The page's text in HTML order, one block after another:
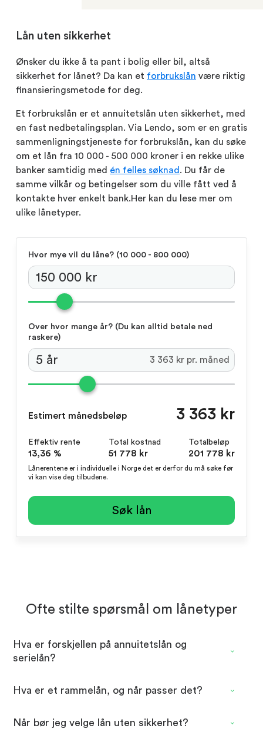
Lån uten sikkerhet
Ønsker du ikke å ta pant i bolig eller bil, altså
sikkerhet for lånet? Da kan et forbrukslån være riktig
finansieringsmetode for deg.
Et forbrukslån er et annuitetslån uten sikkerhet, med
en fast nedbetalingsplan. Via Lendo, som er en gratis
sammenligningstjeneste for forbrukslån, kan du søke
om et lån fra 10 000 - 500 000 kroner i en rekke ulike
banker samtidig med én felles søknad . Du får de
samme vilkår og betingelser som du ville fått ved å
kontakte hver enkelt bank.Her kan du lese mer om
ulike lånetyper.
Hvor mye vil du låne? (‍10 000 - 800 000)
Over hvor mange år? (Du kan alltid betale ned
raskere)
3 363 kr pr. måned
Estimert månedsbeløp 3 363 kr
Effektiv rente
13,36 %
Total kostnad
51 778 kr
Totalbeløp
201 778 kr
Lånerentene er i individuelle i Norge det er derfor du må søke før
vi kan vise deg tilbudene.
Søk lån
Ofte stilte spørsmål om lånetyper
Hva er forskjellen på annuitetslån og
serielån?
Hva er et rammelån, og når passer det?
Når bør jeg velge lån uten sikkerhet?